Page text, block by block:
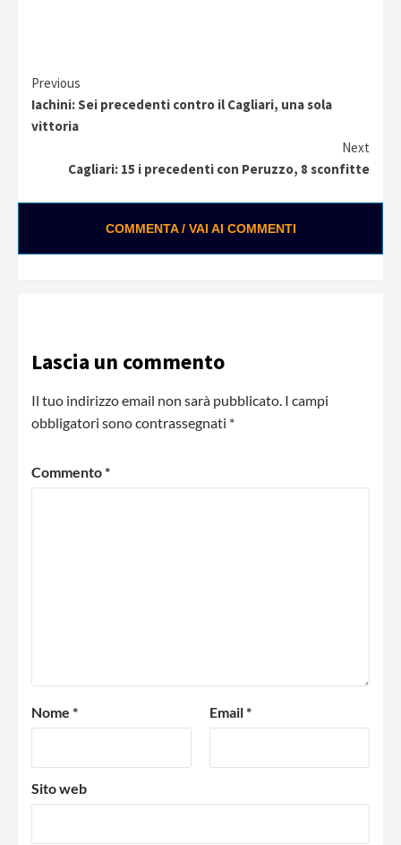
Continue
Reading
Previous
Iachini: Sei precedenti contro il Cagliari, una sola
vittoria
Next
Cagliari: 15 i precedenti con Peruzzo, 8 sconfitte
COMMENTA / VAI AI COMMENTI
0:01 / 0:28
Lascia un commento
Il tuo indirizzo email non sarà pubblicato. I campi
obbligatori sono contrassegnati *
Commento*
Nome * Email*
Sito web